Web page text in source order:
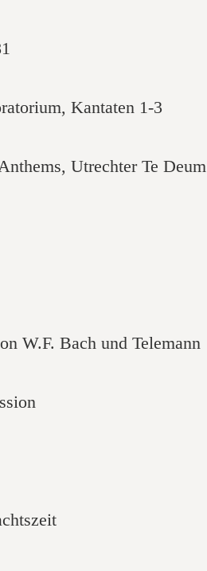
Kantaten 1-3
Utrechter Te Deum
W.F. Bach und Telemann